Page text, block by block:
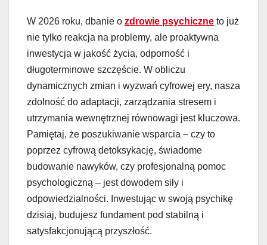
W 2026 roku, dbanie o zdrowie psychiczne to już
nie tylko reakcja na problemy, ale proaktywna
inwestycja w jakość życia, odporność i
długoterminowe szczęście. W obliczu
dynamicznych zmian i wyzwań cyfrowej ery, nasza
zdolność do adaptacji, zarządzania stresem i
utrzymania wewnętrznej równowagi jest kluczowa.
Pamiętaj, że poszukiwanie wsparcia – czy to
poprzez cyfrową detoksykację, świadome
budowanie nawyków, czy profesjonalną pomoc
psychologiczną – jest dowodem siły i
odpowiedzialności. Inwestując w swoją psychikę
dzisiaj, budujesz fundament pod stabilną i
satysfakcjonującą przyszłość.